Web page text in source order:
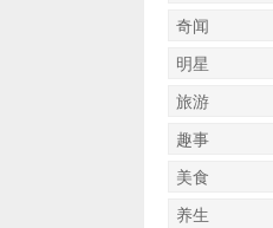
奇闻
明星
旅游
趣事
美食
养生